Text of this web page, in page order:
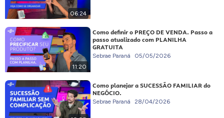
06:24
11:20
Como definir o PREÇO DE VENDA. Passo a
passo atualizado com PLANILHA
GRATUITA
Sebrae Paraná 05/05/2026
Como planejar a SUCESSÃO FAMILIAR do
NEGÓCIO.
Sebrae Paraná 28/04/2026